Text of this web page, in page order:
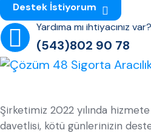
Destek İstiyorum
Yardıma mı ihtiyacınız var?
(543)802 90 78
Şirketimiz 2022 yılında
davetlisi, kötü günlerinizin